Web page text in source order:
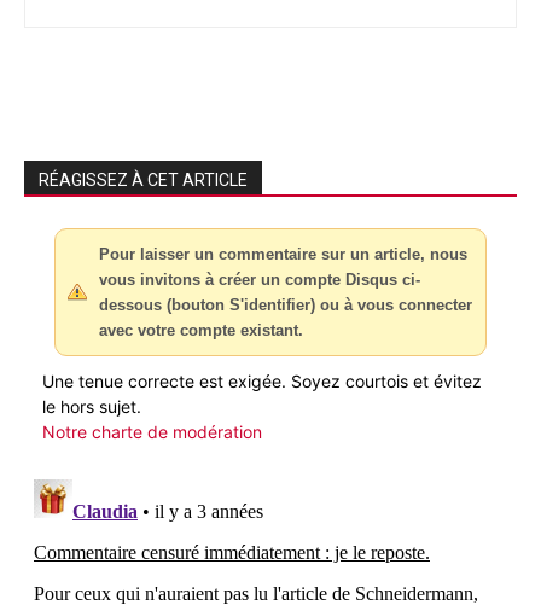
RÉAGISSEZ À CET ARTICLE
Pour laisser un commentaire sur un article, nous
vous invitons à créer un compte Disqus ci-
dessous (bouton S'identifier) ou à vous connecter
avec votre compte existant.
Une tenue correcte est exigée. Soyez courtois et évitez
le hors sujet.
Notre charte de modération